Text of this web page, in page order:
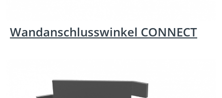
Wandanschlusswinkel CONNECT